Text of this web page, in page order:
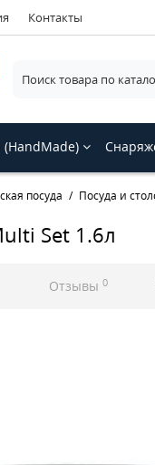
Контакты
(HandMade)
посуда Посуда и
Set 1.6л
Отзывы 0